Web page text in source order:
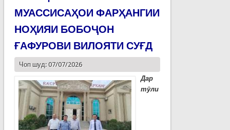
МУАССИСАҲОИ ФАРҲАНГИИ
НОҲИЯИ БОБОҶОН
ҒАФУРОВИ ВИЛОЯТИ СУҒД
Чоп шуд: 07/07/2026
Дар
тӯли